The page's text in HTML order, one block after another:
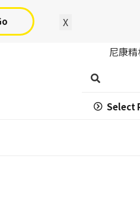
X
尼康
Select